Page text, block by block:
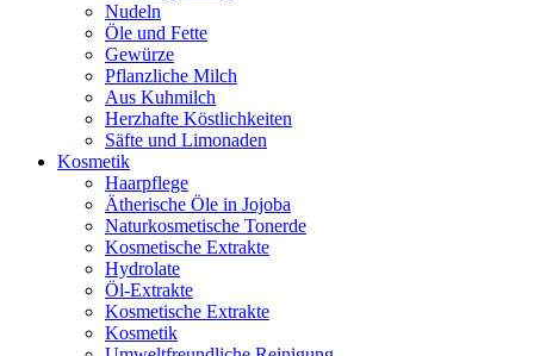
Nudeln
Öle und Fette
Gewürze
Pflanzliche Milch
Aus Kuhmilch
Herzhafte Köstlichkeiten
Säfte und Limonaden
Kosmetik
Haarpflege
Ätherische Öle in Jojoba
Naturkosmetische Tonerde
Kosmetische Extrakte
Hydrolate
Öl-Extrakte
Kosmetische Extrakte
Kosmetik